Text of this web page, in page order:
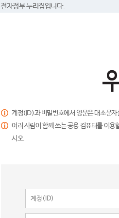
자정부 누리집입니다.
계정(ID)과 비밀번호에서 영문은 대소문
여러 사람이 함께 쓰는 공용 컴퓨터를 이
시오.